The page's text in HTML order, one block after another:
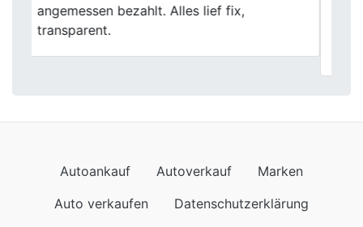
entschieden. Die Kommunikation war super
klar, nix Übertriebenes. Preis war okay,
Autoankauf Autoverkauf
Marken
Auto verkaufen
Datenschutzerklärung